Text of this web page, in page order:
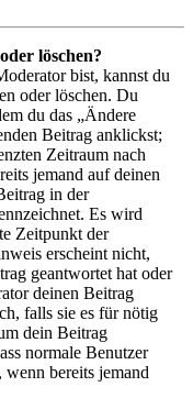
löschen?
bist, kannst du
oder löschen. Du
du das „Ändere
Beitrag anklickst;
Zeitraum nach
jemand auf deinen
in der
Es wird
Zeitpunkt der
erscheint nicht,
geantwortet hat oder
deinen Beitrag
falls sie es für nötig
dein Beitrag
normale Benutzer
bereits jemand